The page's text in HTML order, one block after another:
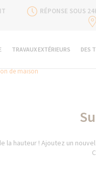
RÉPONSE SOUS
TRAVAUX EXTÉRIEURS DES
de maison
la hauteur ! Ajoutez un